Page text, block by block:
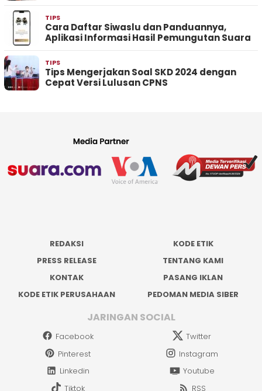
TIPS
Cara Daftar Siwaslu dan Panduannya,
Aplikasi Informasi Hasil Pemungutan Suara
TIPS
Tips Mengerjakan Soal SKD 2024 dengan
Cepat Versi Lulusan CPNS
REDAKSI
KODE ETIK
PRESS RELEASE
TENTANG KAMI
KONTAK
PASANG IKLAN
KODE ETIK PERUSAHAAN
PEDOMAN MEDIA SIBER
JARINGAN SOCIAL
Facebook
Twitter
Pinterest
Instagram
Linkedin
Youtube
Tiktok
RSS